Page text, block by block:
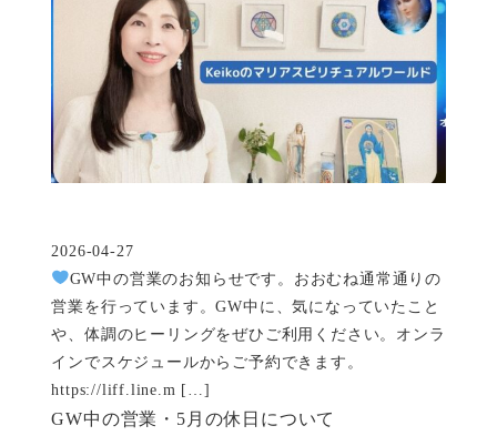
GW中の営業・5月の休日について
GW中の営業のお知らせです。おおむね通常通りの
営業を行っています。GW中に、気になっていたこと
や、体調のヒーリングをぜひご利用ください。オンラ
インでスケジュールからご予約できます。
https://liff.line.m […]
2026-04-27